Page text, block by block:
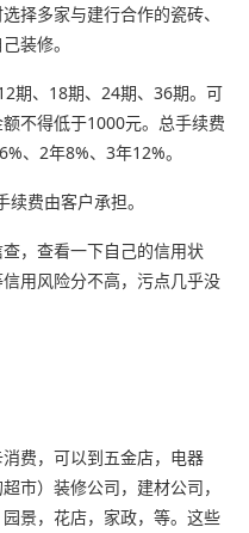
择多家与建行合作的瓷砖、
装修。
期、18期、24期、36期。可
不得低于1000元。总手续费
、2年8%、3年12%。
费由客户承担。
，查看一下自己的信用状
用风险分不高，污点几乎没
费，可以到五金店，电器
市）装修公司，建材公司，
景，花店，家政，等。这些